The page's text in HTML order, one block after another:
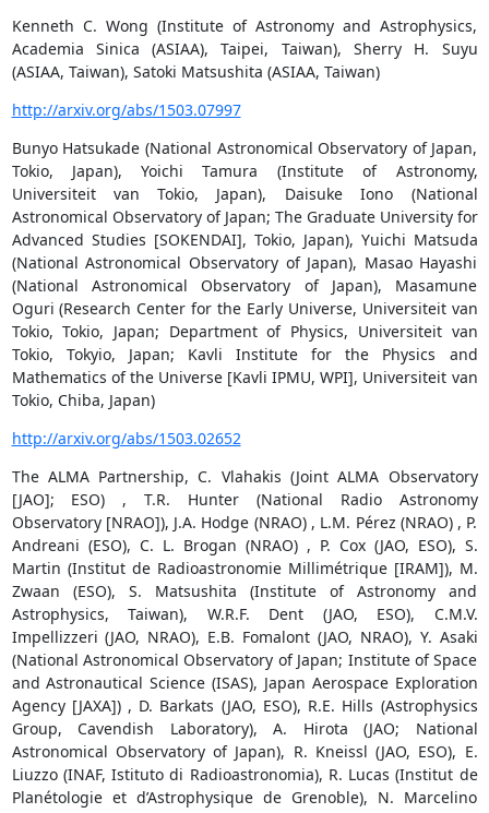
Kenneth C. Wong (Institute of Astronomy and Astrophysics,
Academia Sinica (ASIAA), Taipei, Taiwan), Sherry H. Suyu
(ASIAA, Taiwan), Satoki Matsushita (ASIAA, Taiwan)
http://arxiv.org/abs/1503.07997
Bunyo Hatsukade (National Astronomical Observatory of Japan,
Tokio, Japan), Yoichi Tamura (Institute of Astronomy,
Universiteit van Tokio, Japan), Daisuke Iono (National
Astronomical Observatory of Japan; The Graduate University for
Advanced Studies [SOKENDAI], Tokio, Japan), Yuichi Matsuda
(National Astronomical Observatory of Japan), Masao Hayashi
(National Astronomical Observatory of Japan), Masamune
Oguri (Research Center for the Early Universe, Universiteit van
Tokio, Tokio, Japan; Department of Physics, Universiteit van
Tokio, Tokyio, Japan; Kavli Institute for the Physics and
Mathematics of the Universe [Kavli IPMU, WPI], Universiteit van
Tokio, Chiba, Japan)
http://arxiv.org/abs/1503.02652
The ALMA Partnership, C. Vlahakis (Joint ALMA Observatory
[JAO]; ESO) , T.R. Hunter (National Radio Astronomy
Observatory [NRAO]), J.A. Hodge (NRAO) , L.M. Pérez (NRAO) , P.
Andreani (ESO), C. L. Brogan (NRAO) , P. Cox (JAO, ESO), S.
Martin (Institut de Radioastronomie Millimétrique [IRAM]), M.
Zwaan (ESO), S. Matsushita (Institute of Astronomy and
Astrophysics, Taiwan), W.R.F. Dent (JAO, ESO), C.M.V.
Impellizzeri (JAO, NRAO), E.B. Fomalont (JAO, NRAO), Y. Asaki
(National Astronomical Observatory of Japan; Institute of Space
and Astronautical Science (ISAS), Japan Aerospace Exploration
Agency [JAXA]) , D. Barkats (JAO, ESO), R.E. Hills (Astrophysics
Group, Cavendish Laboratory), A. Hirota (JAO; National
Astronomical Observatory of Japan), R. Kneissl (JAO, ESO), E.
Liuzzo (INAF, Istituto di Radioastronomia), R. Lucas (Institut de
Planétologie et d’Astrophysique de Grenoble), N. Marcelino